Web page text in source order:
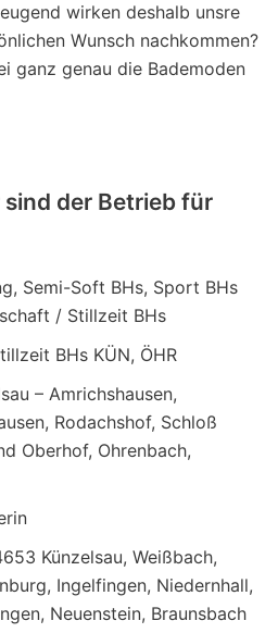
wirken deshalb unsre
Wunsch nachkommen?
ganz genau die Bademoden
der Betrieb für
Semi-Soft BHs, Sport BHs
/ Stillzeit BHs
BHs KÜN, ÖHR
– Amrichshausen,
Rodachshof, Schloß
Oberhof, Ohrenbach,
Künzelsau, Weißbach,
Ingelfingen, Niedernhall,
Neuenstein, Braunsbach